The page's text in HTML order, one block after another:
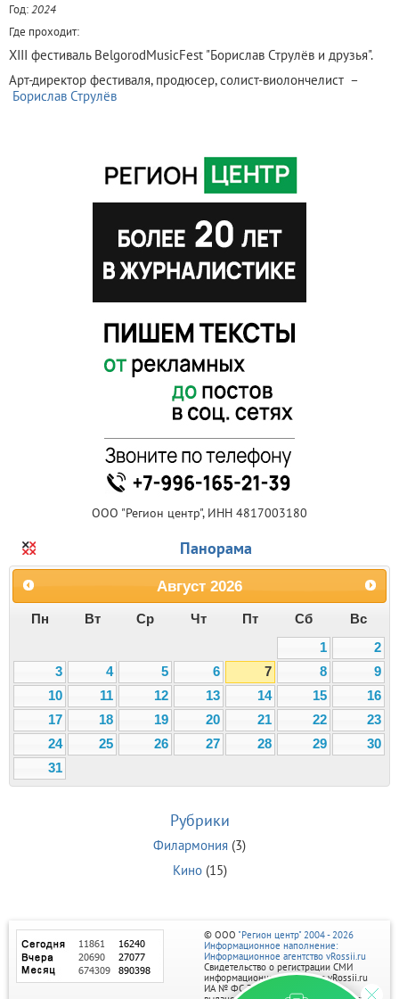
Год:2024
Где проходит:
XIII фестиваль BelgorodMusicFest "Борислав Струлёв и друзья".
Арт-директор фестиваля, продюсер, солист-виолончелист –
Борислав Струлёв
ООО "Регион центр", ИНН 4817003180
Панорама
Август 2026
Пн Вт Ср Чт Пт Сб
Вс
1
2
3
4 5 6 7 8
9
10
11 12 13 14 15
16
17
18 19 20 21 22
23
24
25 26 27 28 29
30
31
Рубрики
Филармония (3)
Кино(15)
© ООО "Регион центр" 2004 - 2026
Информационное наполнение:
Информационное агентство vRossii.ru
Свидетельство о регистрации СМИ
информационного агентства vRossii.ru
ИА № ФС 77‑35502